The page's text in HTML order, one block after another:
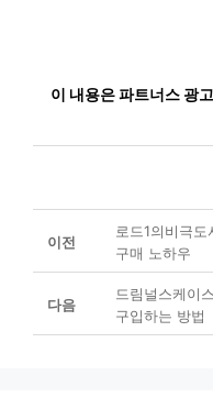
이 내용은 파트너스 광
이전
로드1의비극
구매 노하우
다음
드림널스케이
구입하는 방법